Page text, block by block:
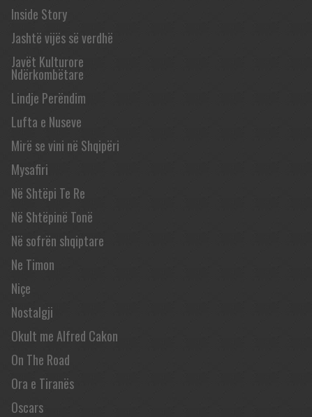
Inside Story
Jashtë vijës së verdhë
Javët Kulturore
Ndërkombëtare
Lindje Perëndim
Lufta e Nuseve
Mirë se vini në Shqipëri
Mysafiri
Në Shtëpi Te Re
Në Shtëpinë Tonë
Në sofrën shqiptare
Ne Timon
Niçe
Nostalgji
Okult me Alfred Cakon
On The Road
Ora e Tiranës
Oscars